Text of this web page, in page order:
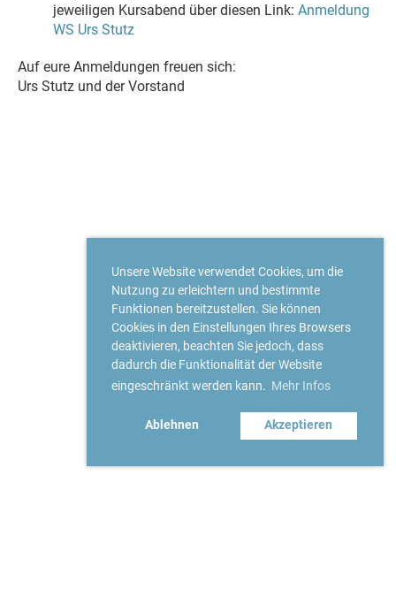
Unsere Website verwendet Cookies, um die
Nutzung zu erleichtern und bestimmte
Funktionen bereitzustellen. Sie können
Cookies in den Einstellungen Ihres Browsers
deaktivieren, beachten Sie jedoch, dass
dadurch die Funktionalität der Website
eingeschränkt werden kann. Mehr Infos
Ablehnen Akzeptieren
jeweiligen Kursabend über diesen Link: Anmeldung
WS Urs Stutz
Auf eure Anmeldungen freuen sich:
Urs Stutz und der Vorstand